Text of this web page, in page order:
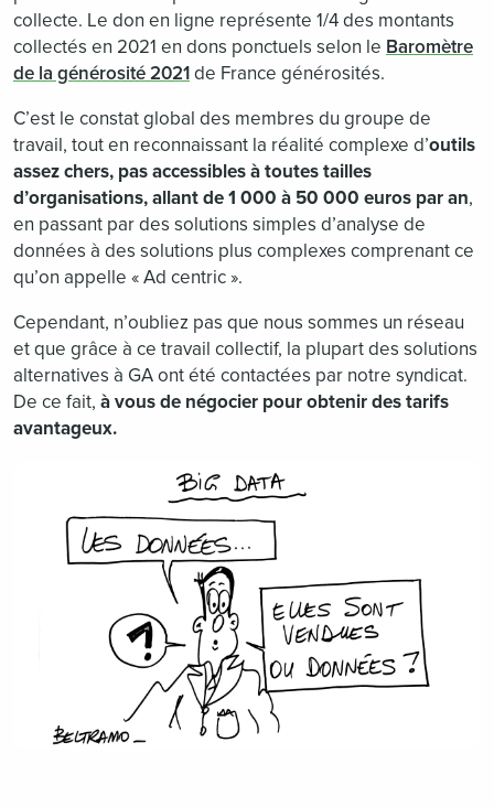
collecte. Le don en ligne représente 1/4 des montants
collectés en 2021 en dons ponctuels selon le Baromètre
de la générosité 2021de France générosités.
C’est le constat global des membres du groupe de
travail, tout en reconnaissant la réalité complexe d’outils
assez chers, pas accessibles à toutes tailles
d’organisations, allant de 1 000 à 50 000 euros par an,
en passant par des solutions simples d’analyse de
données à des solutions plus complexes comprenant ce
qu’on appelle « Ad centric ».
Cependant, n’oubliez pas que nous sommes un réseau
et que grâce à ce travail collectif, la plupart des solutions
alternatives à GA ont été contactées par notre syndicat.
De ce fait, à vous de négocier pour obtenir des tarifs
avantageux.